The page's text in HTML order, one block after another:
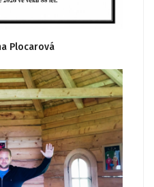
Plocarová